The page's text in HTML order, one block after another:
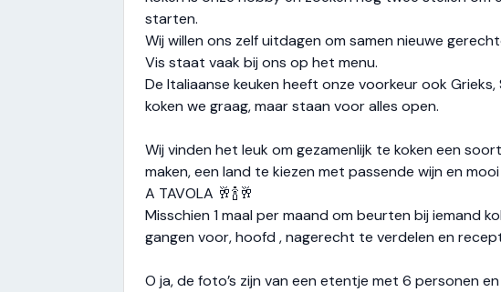
starten.
Wij willen ons zelf uitdagen om samen nieuwe
Vis staat vaak bij ons op het menu.
De Italiaanse keuken heeft onze voorkeur ook Grieks,
koken we graag, maar staan voor alles open.
Wij vinden het leuk om gezamenlijk te koken een
maken, een land te kiezen met passende wijn en
A TAVOLA 🥂🍾🥂
Misschien 1 maal per maand om beurten bij iemand
gangen voor, hoofd , nagerecht te verdelen en
O ja, de foto’s zijn van een etentje met 6 personen